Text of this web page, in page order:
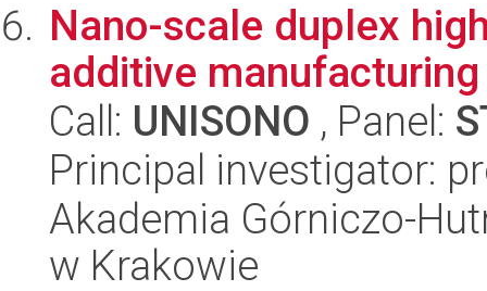
Nano-scale duplex
additive manufacturing
Call: UNISONO , Panel:
Principal investigator:
Akademia Górniczo-
w Krakowie